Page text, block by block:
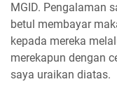
MGID. Pengalaman
betul membayar
kepada mereka
merekapun dengan
saya uraikan diatas.